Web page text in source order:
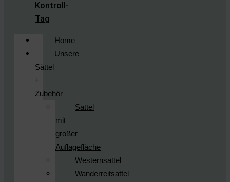
Kontroll-
Tag
Home
Unsere
Sättel
+
Zubehör
Sattel
mit
großer
Auflagefläche
Westernsattel
Wanderreitsattel